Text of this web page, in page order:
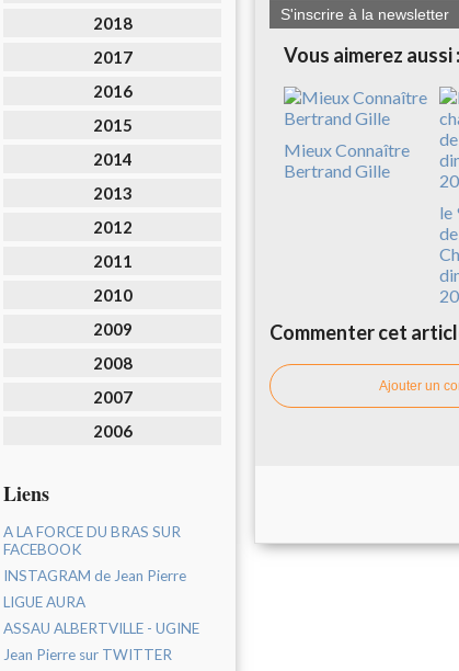
2018
2017
2016
2015
2014
2013
2012
2011
2010
2009
2008
2007
2006
Liens
A LA FORCE DU BRAS SUR
FACEBOOK
INSTAGRAM de Jean Pierre
LIGUE AURA
ASSAU ALBERTVILLE - UGINE
Jean Pierre sur TWITTER
S'inscrire à la newsletter
Vous aimerez aussi :
Mieux Connaître
Bertrand Gille
le
Commenter cet
Ajouter un